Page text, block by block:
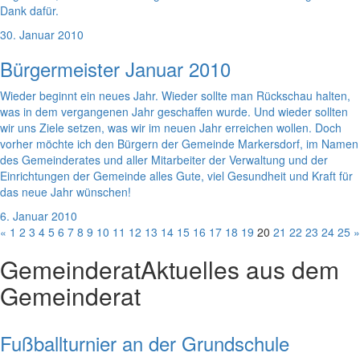
Dank dafür.
30. Januar 2010
Bürgermeister Januar 2010
Wieder beginnt ein neues Jahr. Wieder sollte man Rückschau halten,
was in dem vergangenen Jahr geschaffen wurde. Und wieder sollten
wir uns Ziele setzen, was wir im neuen Jahr erreichen wollen. Doch
vorher möchte ich den Bürgern der Gemeinde Markersdorf, im Namen
des Gemeinderates und aller Mitarbeiter der Verwaltung und der
Einrichtungen der Gemeinde alles Gute, viel Gesundheit und Kraft für
das neue Jahr wünschen!
6. Januar 2010
« 1 2 3 4 5 6 7 8 9 10 11 12 13 14 15 16 17 18 19 20 21 22 23 24 25 »
GemeinderatAktuelles aus dem
Gemeinderat
Fußballturnier an der Grundschule